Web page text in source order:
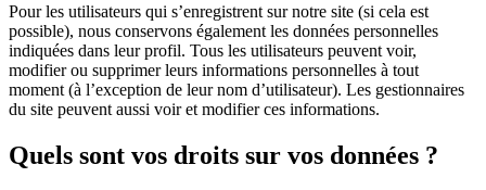
Pour les utilisateurs qui s’enregistrent sur notre site (si cela est
possible), nous conservons également les données personnelles
indiquées dans leur profil. Tous les utilisateurs peuvent voir,
modifier ou supprimer leurs informations personnelles à tout
moment (à l’exception de leur nom d’utilisateur). Les gestionnaires
du site peuvent aussi voir et modifier ces informations.
Quels sont vos droits sur vos données ?